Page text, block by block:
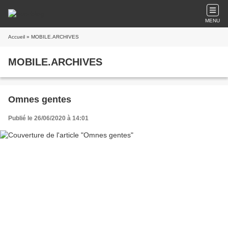
MENU
Accueil » MOBILE.ARCHIVES
MOBILE.ARCHIVES
Omnes gentes
Publié le 26/06/2020 à 14:01